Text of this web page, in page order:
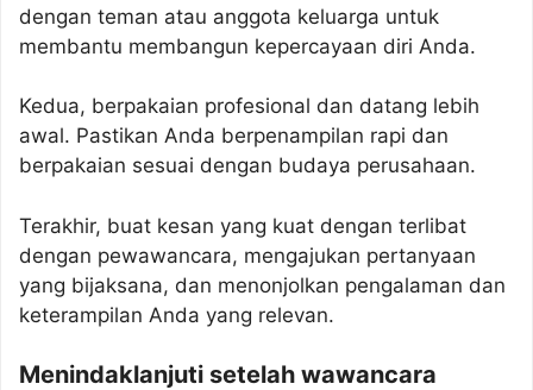
dengan teman atau anggota keluarga untuk
membantu membangun kepercayaan diri Anda.
Kedua, berpakaian profesional dan datang lebih
awal. Pastikan Anda berpenampilan rapi dan
berpakaian sesuai dengan budaya perusahaan.
Terakhir, buat kesan yang kuat dengan terlibat
dengan pewawancara, mengajukan pertanyaan
yang bijaksana, dan menonjolkan pengalaman dan
keterampilan Anda yang relevan.
Menindaklanjuti setelah wawancara